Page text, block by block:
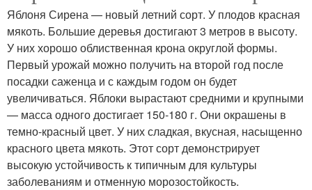
Яблоня Сирена — новый летний сорт. У плодов красная
мякоть. Большие деревья достигают 3 метров в высоту.
У них хорошо облиственная крона округлой формы.
Первый урожай можно получить на второй год после
посадки саженца и с каждым годом он будет
увеличиваться. Яблоки вырастают средними и крупными
— масса одного достигает 150-180 г. Они окрашены в
темно-красный цвет. У них сладкая, вкусная, насыщенно
красного цвета мякоть. Этот сорт демонстрирует
высокую устойчивость к типичным для культуры
заболеваниям и отменную морозостойкость.